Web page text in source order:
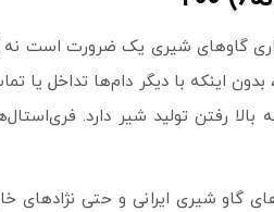
اینکه با دیگر دام‌ها تداخل
رفتن تولید شیر دارد.
گاو شیری ایرانی و حتی